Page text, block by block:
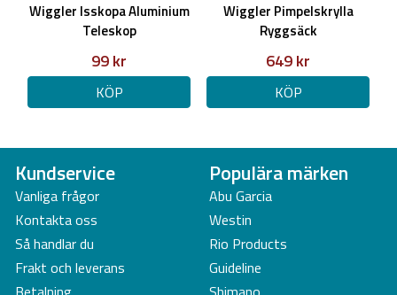
Wiggler Isskopa Aluminium
Teleskop
99 kr
KÖP
Wiggler Pimpelskrylla
Ryggsäck
649 kr
KÖP
Kundservice
Vanliga frågor
Kontakta oss
Så handlar du
Frakt och leverans
Populära märken
Abu Garcia
Westin
Rio Products
Guideline